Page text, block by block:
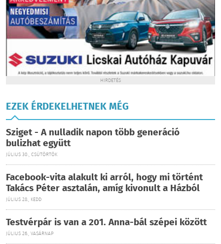
HIRDETÉS
EZEK ÉRDEKELHETNEK MÉG
Sziget - A nulladik napon több generáció
bulizhat együtt
JÚLIUS 30., CSÜTÖRTÖK
Facebook-vita alakult ki arról, hogy mi történt
Takács Péter asztalán, amíg kivonult a Házból
JÚLIUS 28., KEDD
Testvérpár is van a 201. Anna-bál szépei között
JÚLIUS 26., VASÁRNAP